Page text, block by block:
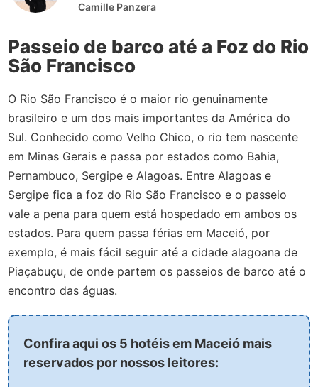
Camille Panzera
Passeio de barco até a Foz do Rio
São Francisco
O Rio São Francisco é o maior rio genuinamente
brasileiro e um dos mais importantes da América do
Sul. Conhecido como Velho Chico, o rio tem nascente
em Minas Gerais e passa por estados como Bahia,
Pernambuco, Sergipe e Alagoas. Entre Alagoas e
Sergipe fica a foz do Rio São Francisco e o passeio
vale a pena para quem está hospedado em ambos os
estados. Para quem passa férias em Maceió, por
exemplo, é mais fácil seguir até a cidade alagoana de
Piaçabuçu, de onde partem os passeios de barco até o
encontro das águas.
Confira aqui os 5 hotéis em Maceió mais
reservados por nossos leitores: